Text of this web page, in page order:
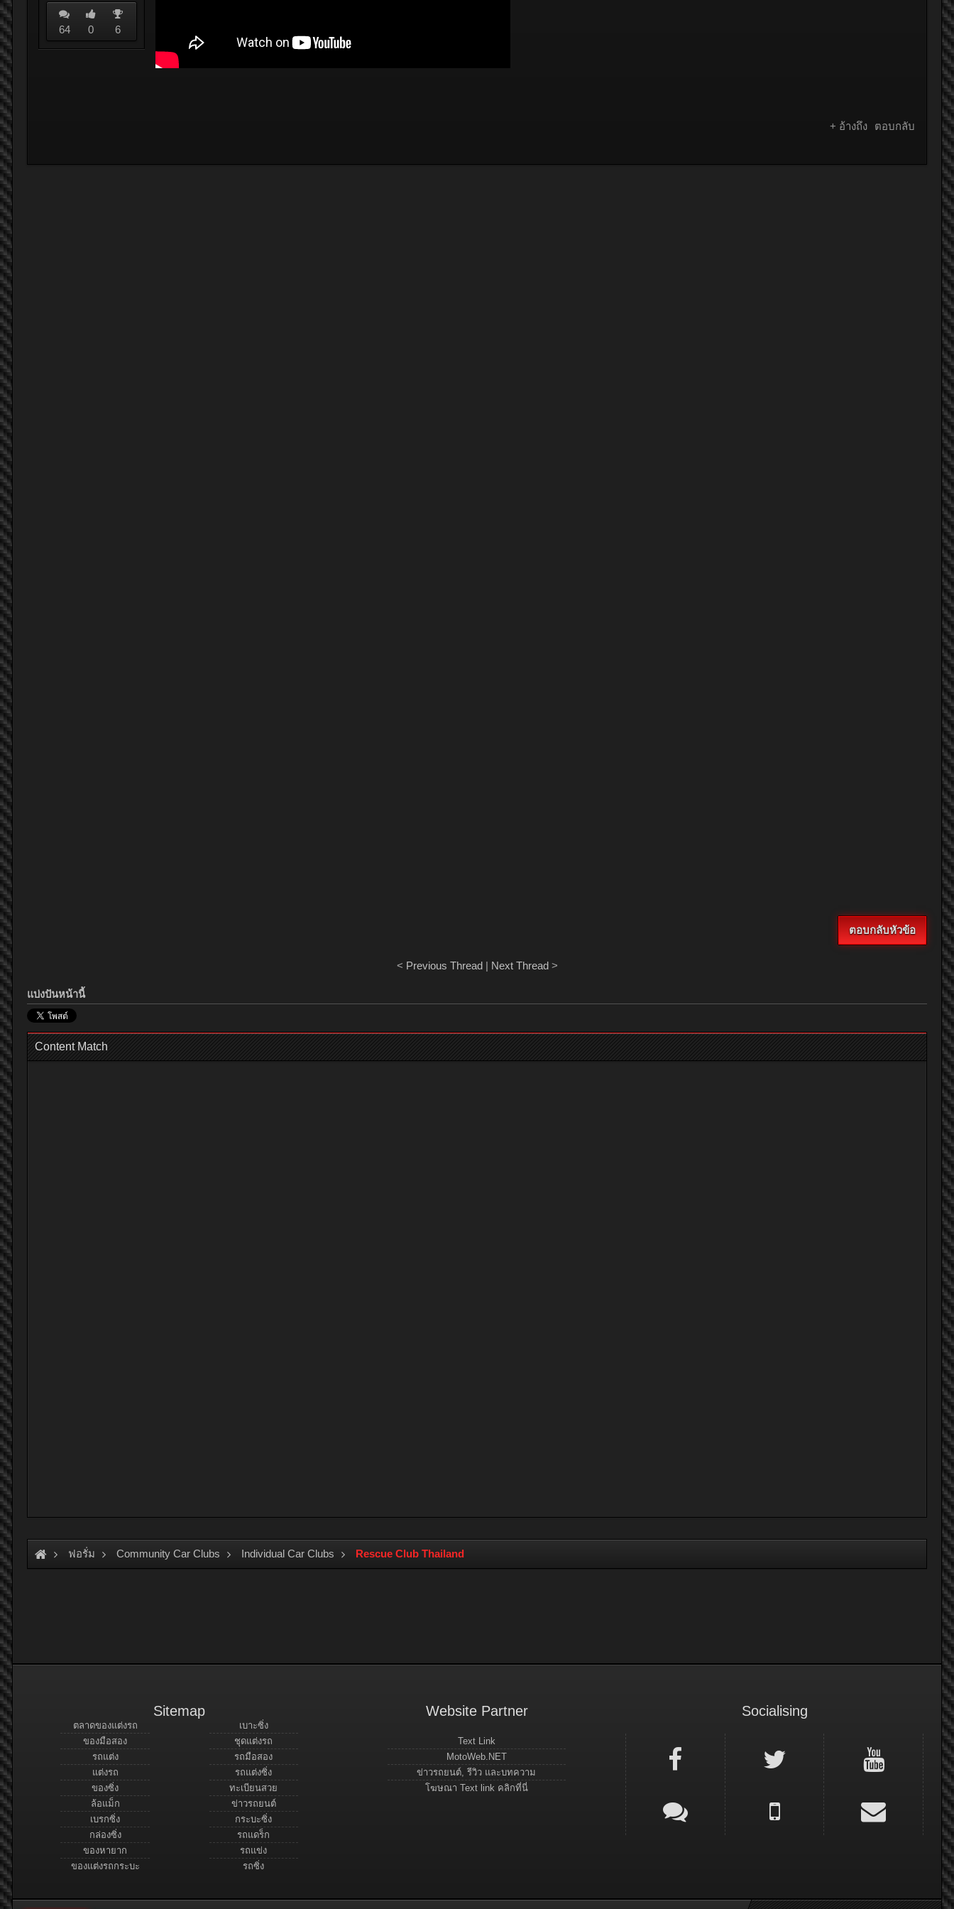
64 0 6
+ อ้างถึง ตอบกลับ
ตอบกลับหัวข้อ
< Previous Thread| Next Thread>
แบ่งปันหน้านี้
Content Match
ฟอรั่ม Community Car Clubs Individual Car Clubs Rescue Club Thailand
Sitemap
ตลาดของแต่งรถ
ของมือสอง
รถแต่ง
แต่งรถ
ของซิ่ง
ล้อแม็ก
เบรกซิ่ง
กล่องซิ่ง
ของหายาก
ของแต่งรถกระบะ
เบาะซิ่ง
ชุดแต่งรถ
รถมือสอง
รถแต่งซิ่ง
ทะเบียนสวย
ข่าวรถยนต์
กระบะซิ่ง
รถแดร็ก
รถแข่ง
รถซิ่ง
Website Partner
Text Link
MotoWeb.NET
ข่าวรถยนต์, รีวิว และบทความ
โฆษณา Text link คลิกที่นี่
Socialising